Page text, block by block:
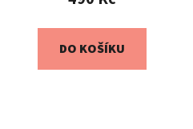
DO KOŠÍKU